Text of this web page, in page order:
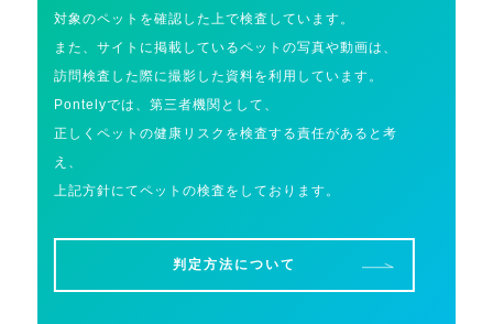
対象のペットを確認した上で検査しています。
また、サイトに掲載しているペットの写真や動画は、
訪問検査した際に撮影した資料を利用しています。
Pontelyでは、第三者機関として、
正しくペットの健康リスクを検査する責任があると考
え、
上記方針にてペットの検査をしております。
判定方法について